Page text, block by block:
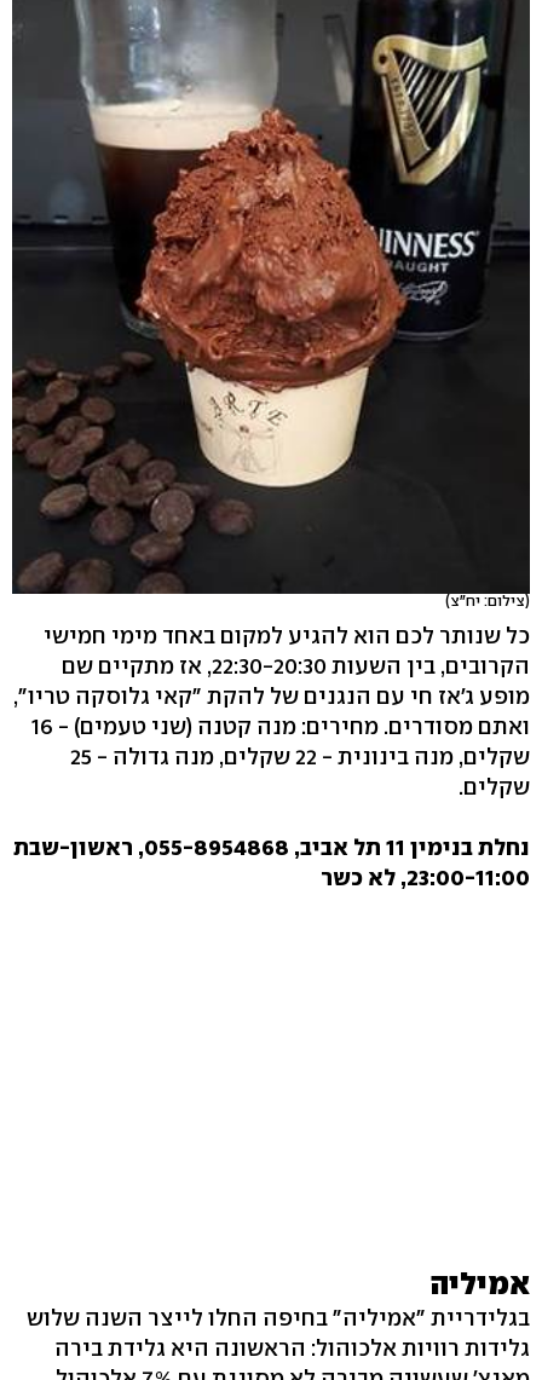
(צילום: יח"צ)
כל שנותר לכם הוא להגיע למקום באחד מימי חמישי
הקרובים, בין השעות 22:30-20:30, אז מתקיים שם
מופע ג'אז חי עם הנגנים של להקת "קאי גלוסקה טריו",
ואתם מסודרים. מחירים: מנה קטנה (שני טעמים) - 16
שקלים, מנה בינונית - 22 שקלים, מנה גדולה - 25
שקלים.
נחלת בנימין 11 תל אביב, 055-8954868, ראשון-שבת
23:00-11:00, לא כשר
אמיליה
בגלידריית "אמיליה" בחיפה החלו לייצר השנה שלוש
גלידות רוויות אלכוהול: הראשונה היא גלידת בירה